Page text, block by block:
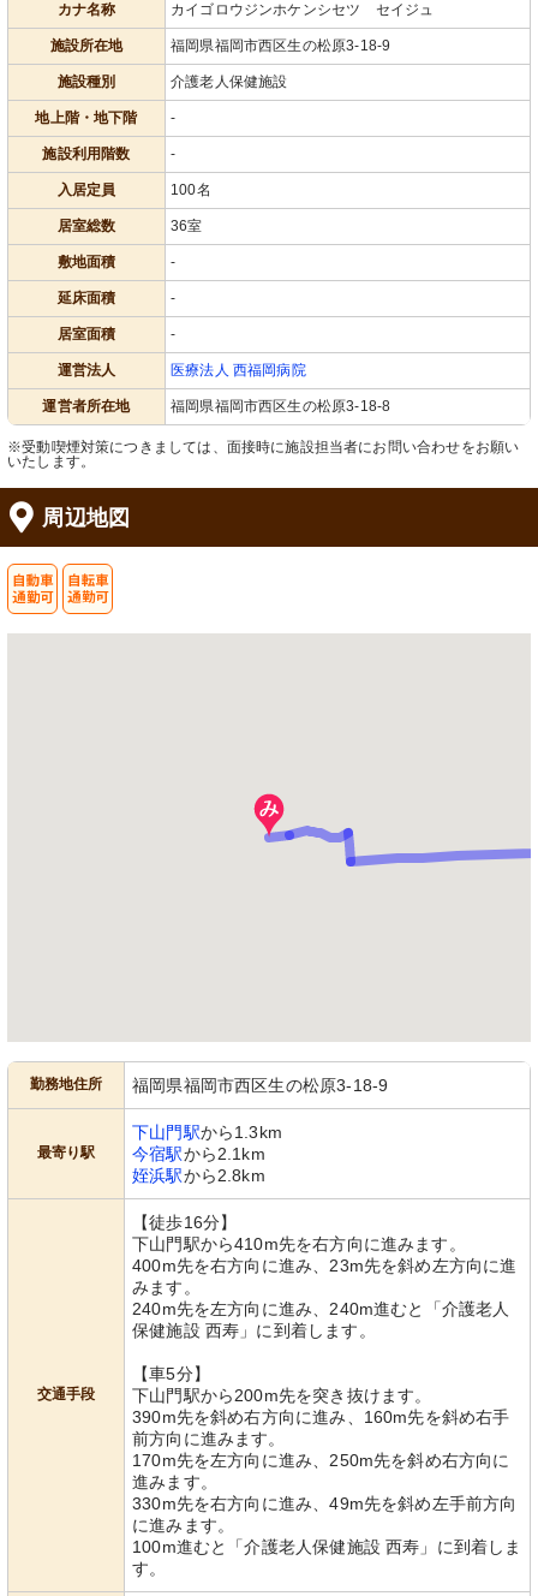
カナ名称 カイゴロウジンホケンシセツ セイジュ
施設所在地 福岡県福岡市西区生の松原3-18-9
施設種別 介護老人保健施設
地上階・地下階 -
施設利用階数 -
入居定員 100名
居室総数 36室
敷地面積 -
延床面積 -
居室面積 -
運営法人 医療法人 西福岡病院
運営者所在地 福岡県福岡市西区生の松原3-18-8
※受動喫煙対策につきましては、面接時に施設担当者にお問い合わせをお願い
いたします。
周辺地図
勤務地住所 福岡県福岡市西区生の松原3-18-9
最寄り駅
下山門駅から1.3km
今宿駅から2.1km
姪浜駅から2.8km
交通手段
【徒歩16分】
下山門駅から410m先を右方向に進みます。
400m先を右方向に進み、23m先を斜め左方向に進
みます。
240m先を左方向に進み、240m進むと「介護老人
保健施設 西寿」に到着します。
【車5分】
下山門駅から200m先を突き抜けます。
390m先を斜め右方向に進み、160m先を斜め右手
前方向に進みます。
170m先を左方向に進み、250m先を斜め右方向に
進みます。
330m先を右方向に進み、49m先を斜め左手前方向
に進みます。
100m進むと「介護老人保健施設 西寿」に到着しま
す。